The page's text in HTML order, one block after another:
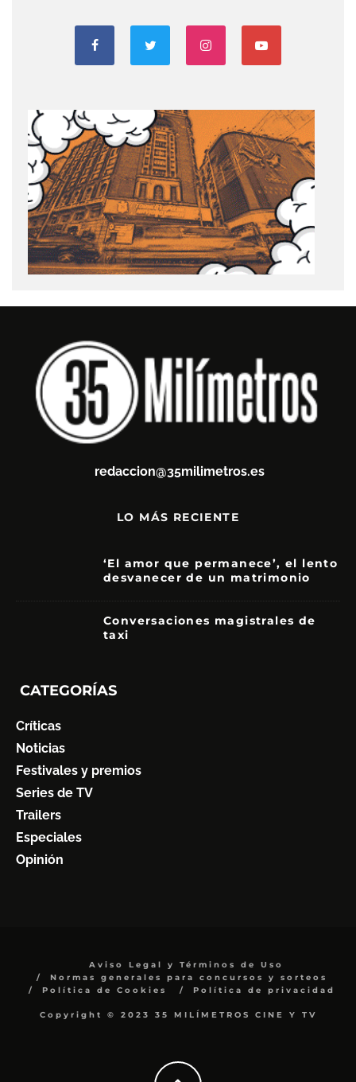
redaccion@35milimetros.es
LO MÁS RECIENTE
‘El amor que permanece’, el lento
desvanecer de un matrimonio
Conversaciones magistrales de
taxi
CATEGORÍAS
Críticas
Noticias
Festivales y premios
Series de TV
Trailers
Especiales
Opinión
Aviso Legal y Términos de Uso
Normas generales para concursos y sorteos
Política de Cookies
Política de privacidad
Copyright © 2023 35 MILÍMETROS CINE Y TV